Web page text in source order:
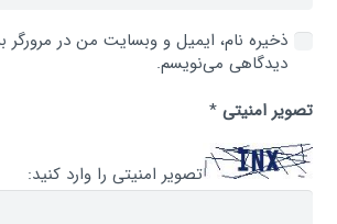
ذخیره نام، ایمیل و وبسایت من در مرورگر
دیدگاهی می‌نویسم.
تصویر امنیتی*
تصویر امنیتی را وارد کنید: